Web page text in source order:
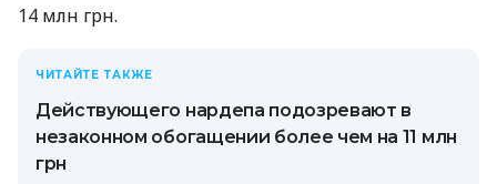
14 млн грн.
ЧИТАЙТЕ ТАКЖЕ
Действующего нардепа подозревают в
незаконном обогащении более чем на 11 млн
грн